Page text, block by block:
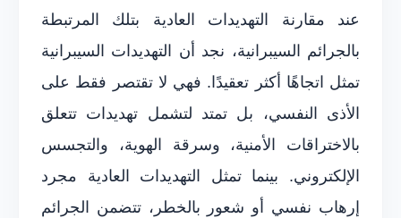
عند مقارنة التهديدات العادية بتلك المرتبطة
بالجرائم السيبرانية، نجد أن التهديدات السيبرانية
تمثل اتجاهًا أكثر تعقيدًا. فهي لا تقتصر فقط على
الأذى النفسي، بل تمتد لتشمل تهديدات تتعلق
بالاختراقات الأمنية، وسرقة الهوية، والتجسس
الإلكتروني. بينما تمثل التهديدات العادية مجرد
إرهاب نفسي أو شعور بالخطر، تتضمن الجرائم